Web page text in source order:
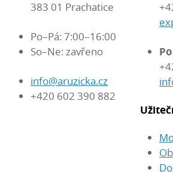
383 01 Prachatice
Po–Pá: 7:00–16:00
So–Ne: zavřeno
info@aruzicka.cz
+420 602 390 882